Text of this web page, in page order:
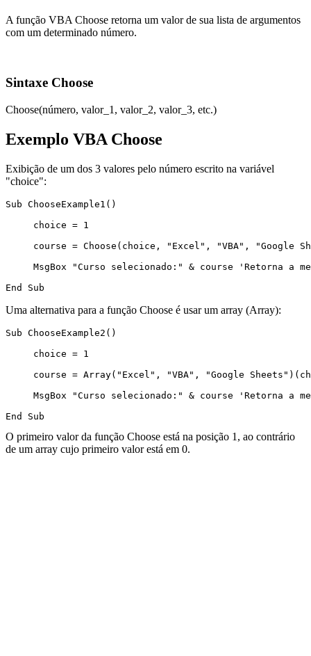
A função VBA Choose retorna um valor de sua lista de argumentos
com um determinado número.
Sintaxe Choose
Choose(número, valor_1, valor_2, valor_3, etc.)
Exemplo VBA Choose
Exibição de um dos 3 valores pelo número escrito na variável
"choice":
Sub ChooseExample1()
     choice = 1
course = Choose(choice, "Excel", "VBA", "Google
MsgBox "Curso selecionado:" & course 'Retorna a
Uma alternativa para a função Choose é usar um array (Array):
Sub ChooseExample2()
     choice = 1
course = Array("Excel", "VBA", "Google
MsgBox "Curso selecionado:" & course 'Retorna a
O primeiro valor da função Choose está na posição 1, ao contrário
de um array cujo primeiro valor está em 0.